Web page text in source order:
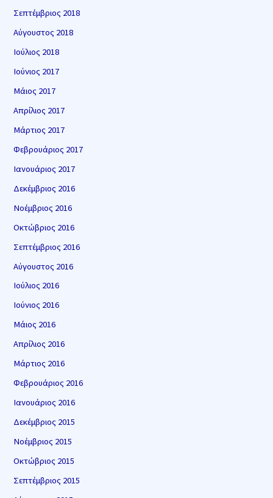
Σεπτέμβριος 2018
Αύγουστος 2018
Ιούλιος 2018
Ιούνιος 2017
Μάιος 2017
Απρίλιος 2017
Μάρτιος 2017
Φεβρουάριος 2017
Ιανουάριος 2017
Δεκέμβριος 2016
Νοέμβριος 2016
Οκτώβριος 2016
Σεπτέμβριος 2016
Αύγουστος 2016
Ιούλιος 2016
Ιούνιος 2016
Μάιος 2016
Απρίλιος 2016
Μάρτιος 2016
Φεβρουάριος 2016
Ιανουάριος 2016
Δεκέμβριος 2015
Νοέμβριος 2015
Οκτώβριος 2015
Σεπτέμβριος 2015